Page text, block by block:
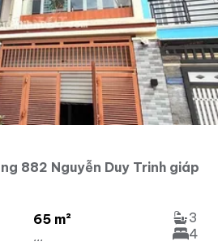
882 Nguyễn Duy Trinh giáp
65 m²
...
3
4